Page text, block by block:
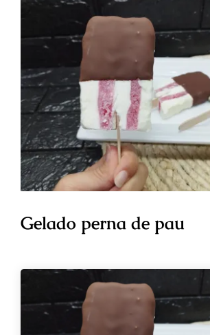
Blog
Contactos
Gelado perna de pau